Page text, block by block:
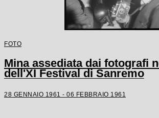
FOTO
Mina assediata dai fotografi
dell'XI Festival di Sanremo
28 GENNAIO 1961 - 06 FEBBRAIO 1961